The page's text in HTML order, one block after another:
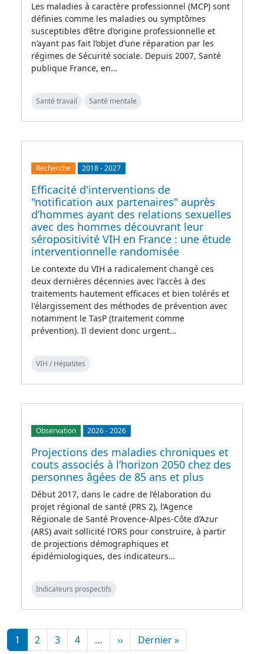
Les maladies à caractère professionnel (MCP) sont
définies comme les maladies ou symptômes
susceptibles d’être d’origine professionnelle et
n’ayant pas fait l’objet d’une réparation par les
régimes de Sécurité sociale. Depuis 2007, Santé
publique France, en…
Santé travail Santé mentale
Recherche 2018-2027
Efficacité d'interventions de
"notification aux partenaires" auprès
d’hommes ayant des relations sexuelles
avec des hommes découvrant leur
séropositivité VIH en France : une étude
interventionnelle randomisée
Le contexte du VIH a radicalement changé ces
deux dernières décennies avec l'accès à des
traitements hautement efficaces et bien tolérés et
l'élargissement des méthodes de prévention avec
notamment le TasP (traitement comme
prévention). Il devient donc urgent…
VIH / Hépatites
Observation 2026-2026
Projections des maladies chroniques et
couts associés à l’horizon 2050 chez des
personnes âgées de 85 ans et plus
Début 2017, dans le cadre de l’élaboration du
projet régional de santé (PRS 2), l’Agence
Régionale de Santé Provence-Alpes-Côte d’Azur
(ARS) avait sollicité l’ORS pour construire, à partir
de projections démographiques et
épidémiologiques, des indicateurs…
Indicateurs prospectifs
Pagination
1 2 3 4 … ››Page suivante
Dernier »Dernière page